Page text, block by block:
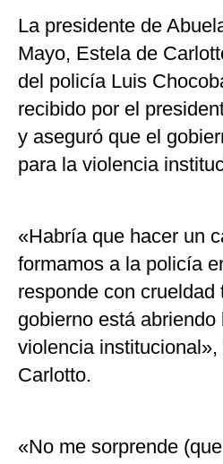
La presidente de
Mayo, Estela de
del policía Luis
recibido por el
y aseguró que el
para la violencia
«Habría que hacer un
formamos a la policía
responde con crueldad
gobierno está
violencia
Carlotto.
«No me sorprende